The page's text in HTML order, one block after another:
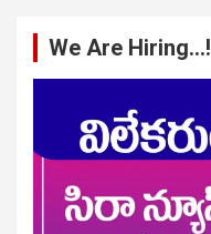
We Are Hiring…!